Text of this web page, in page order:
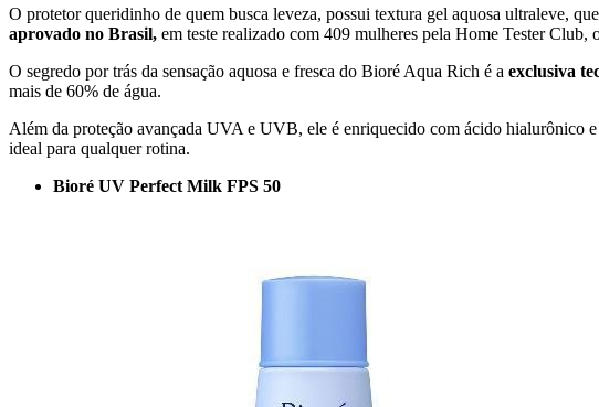
O protetor queridinho de quem busca leveza, possui textura gel aquosa ultraleve,
aprovado no Brasil, em teste realizado com 409 mulheres pela Home Tester Club,
O segredo por trás da sensação aquosa e fresca do Bioré Aqua Rich é a exclusiva
mais de 60% de água.
Além da proteção avançada UVA e UVB, ele é enriquecido com ácido hialurônico
ideal para qualquer rotina.
Bioré UV Perfect Milk FPS 50